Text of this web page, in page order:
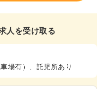
人を受け取る
場有）、託児所あり